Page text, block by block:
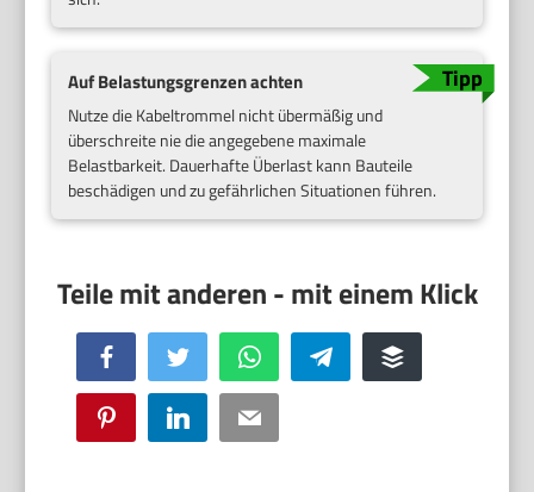
Auf Belastungsgrenzen achten
Nutze die Kabeltrommel nicht übermäßig und
überschreite nie die angegebene maximale
Belastbarkeit. Dauerhafte Überlast kann Bauteile
beschädigen und zu gefährlichen Situationen führen.
Facebook Twitter WhatsApp Telegram Buffer
Pinterest LinkedIn Email